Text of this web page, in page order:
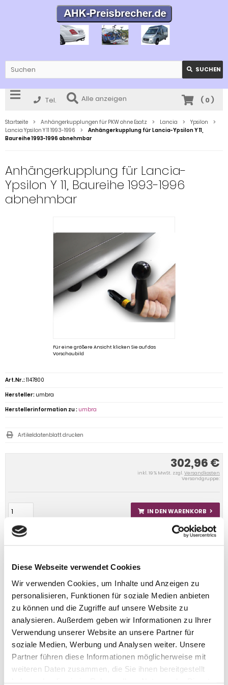
Diese Webseite verwendet Cookies
Wir verwenden Cookies, um Inhalte und Anzeigen zu
personalisieren, Funktionen für soziale Medien anbieten
zu können und die Zugriffe auf unsere Website zu
analysieren. Außerdem geben wir Informationen zu Ihrer
Verwendung unserer Website an unsere Partner für
soziale Medien, Werbung und Analysen weiter. Unsere
Partner führen diese Informationen möglicherweise mit
weiteren Daten zusammen, die Sie ihnen bereitgestellt
SUCHEN
Tel. Alle anzeigen ( 0)
Startseite Anhängerkupplungen für PKW ohne Esatz Lancia
Ypsilon
Lancia Ypsilon Y 11 1993-1996
Anhängerkupplung für Lancia-Ypsilon Y 11,
Baureihe 1993-1996 abnehmbar
Anhängerkupplung für Lancia-
Ypsilon Y 11, Baureihe 1993-1996
abnehmbar
Für eine größere Ansicht klicken Sie auf das
Vorschaubild
302,96 €
inkl. 19 % MwSt. zzgl. Versandkosten
Versandgruppe:
IN DEN WARENKORB
Art.Nr.:1147800
Hersteller: umbra
Herstellerinformation zu : umbra
Artikeldatenblatt drucken